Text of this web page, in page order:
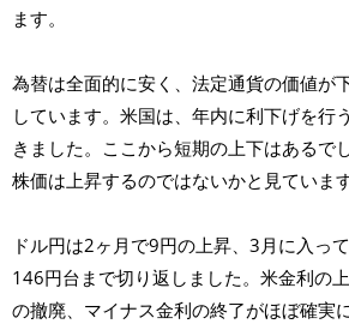
ます。
為替は全面的に安く、法定通貨の価値が
しています。米国は、年内に利下げを行
きました。ここから短期の上下はあるで
株価は上昇するのではないかと見ています
ドル円は2ヶ月で9円の上昇、3月に入っ
146円台まで切り返しました。米金利の
の撤廃、マイナス金利の終了がほぼ確実